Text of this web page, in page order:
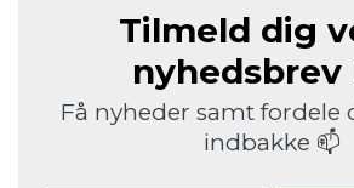
Tilmeld dig
nyhedsbrev
Få nyheder samt fordele
indbakke 📫